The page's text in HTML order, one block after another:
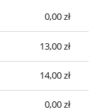
0,00 zł
13,00 zł
14,00 zł
0,00 zł